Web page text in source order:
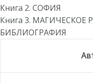
Книга 2. СОФИЯ
Книга 3. МАГИЧЕСКОЕ
БИБЛИОГРАФИЯ